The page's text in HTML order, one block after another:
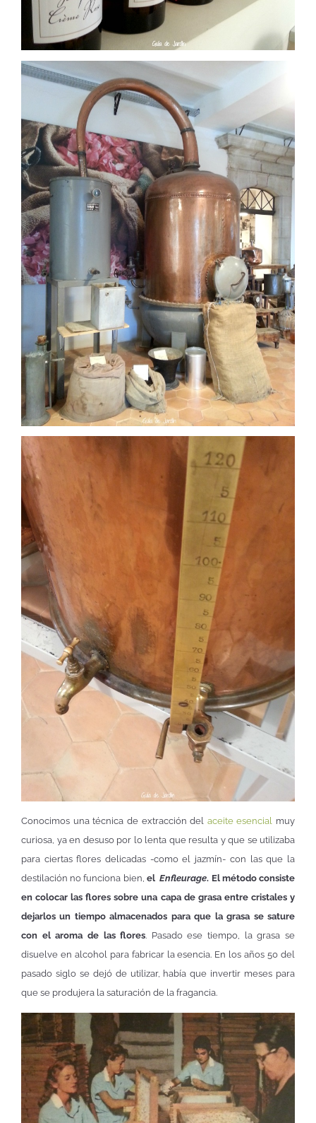
Conocimos una técnica de extracción del aceite esencial muy
curiosa, ya en desuso por lo lenta que resulta y que se utilizaba
para ciertas flores delicadas -como el jazmín- con las que la
destilación no funciona bien, elEnfleurage. El método consiste
en colocar las flores sobre una capa de grasa entre cristales y
dejarlos un tiempo almacenados para que la grasa se sature
con el aroma de las flores. Pasado ese tiempo, la grasa se
disuelve en alcohol para fabricar la esencia. En los años 50 del
pasado siglo se dejó de utilizar, había que invertir meses para
que se produjera la saturación de la fragancia.